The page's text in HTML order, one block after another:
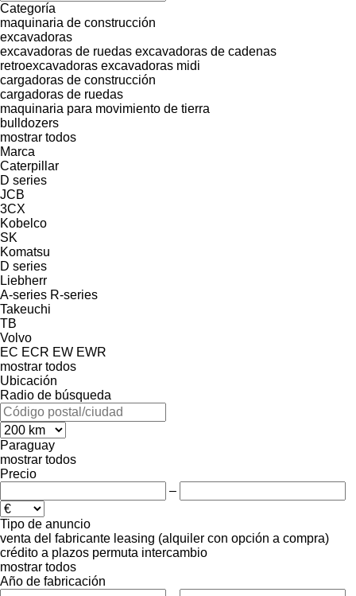
Categoría
maquinaria de construcción
excavadoras
excavadoras de ruedas excavadoras de cadenas
retroexcavadoras excavadoras midi
cargadoras de construcción
cargadoras de ruedas
maquinaria para movimiento de tierra
bulldozers
mostrar todos
Marca
Caterpillar
D series
JCB
3CX
Kobelco
SK
Komatsu
D series
Liebherr
A-series R-series
Takeuchi
TB
Volvo
EC ECR EW EWR
mostrar todos
Ubicación
Radio de búsqueda
Paraguay
mostrar todos
Precio
–
Tipo de anuncio
venta del fabricante leasing (alquiler con opción a compra)
crédito a plazos permuta intercambio
mostrar todos
Año de fabricación